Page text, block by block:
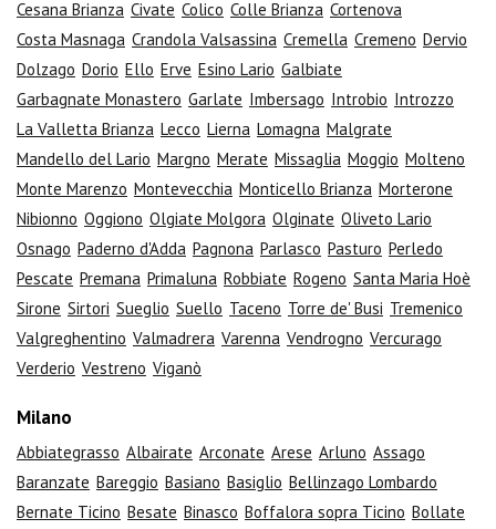
Cesana Brianza Civate Colico Colle Brianza Cortenova
Costa Masnaga Crandola Valsassina Cremella Cremeno Dervio
Dolzago Dorio Ello Erve Esino Lario Galbiate
Garbagnate Monastero Garlate Imbersago Introbio Introzzo
La Valletta Brianza Lecco Lierna Lomagna Malgrate
Mandello del Lario Margno Merate Missaglia Moggio Molteno
Monte Marenzo Montevecchia Monticello Brianza Morterone
Nibionno Oggiono Olgiate Molgora Olginate Oliveto Lario
Osnago Paderno d'Adda Pagnona Parlasco Pasturo Perledo
Pescate Premana Primaluna Robbiate Rogeno Santa Maria Hoè
Sirone Sirtori Sueglio Suello Taceno Torre de' Busi Tremenico
Valgreghentino Valmadrera Varenna Vendrogno Vercurago
Verderio Vestreno Viganò
Milano
Abbiategrasso Albairate Arconate Arese Arluno Assago
Baranzate Bareggio Basiano Basiglio Bellinzago Lombardo
Bernate Ticino Besate Binasco Boffalora sopra Ticino Bollate